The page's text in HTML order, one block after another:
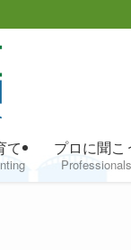
て プロに聞こ
Professionals